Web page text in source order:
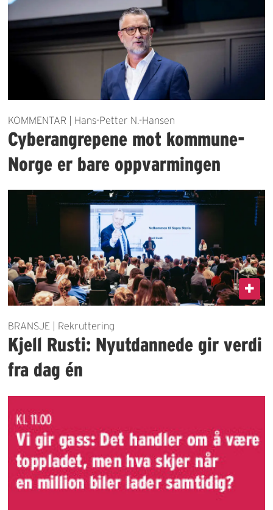
KOMMENTAR | Hans-Petter N.-Hansen
Cyberangrepene mot kommune-
Norge er bare oppvarmingen
BRANSJE | Rekruttering
Kjell Rusti: Nyutdannede gir verdi
fra dag én